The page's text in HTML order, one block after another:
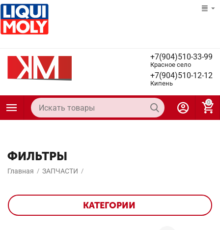
+7(904)510-33-99
Красное село
+7(904)510-12-12
Кипень
0
ФИЛЬТРЫ
Главная / ЗАПЧАСТИ /
КАТЕГОРИИ